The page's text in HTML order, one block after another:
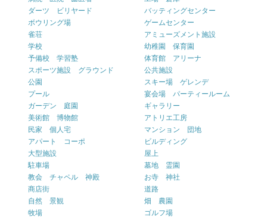
ダーツ ビリヤード
バッティングセンター
ボウリング場
ゲームセンター
雀荘
アミューズメント施設
学校
幼稚園 保育園
予備校 学習塾
体育館 アリーナ
スポーツ施設 グラウンド
公共施設
公園
スキー場 ゲレンデ
プール
宴会場 パーティールーム
ガーデン 庭園
ギャラリー
美術館 博物館
アトリエ工房
民家 個人宅
マンション 団地
アパート コーポ
ビルディング
大型施設
屋上
駐車場
墓地 霊園
教会 チャペル 神殿
お寺 神社
商店街
道路
自然 景観
畑 農園
牧場
ゴルフ場